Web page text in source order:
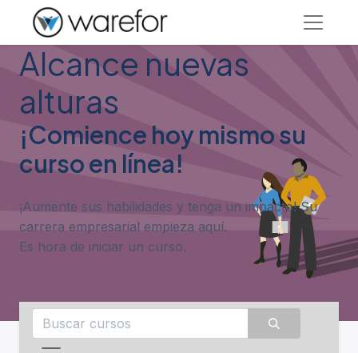
Alcance nuevas
alturas
¡Comience hoy mismo su
curso en línea!
¡Aumente sus habilidades y tenga un impacto! Su
carrera empresarial empieza aquí.
Es hora de iniciar un curso.